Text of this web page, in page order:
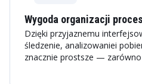
Wygoda organizacji
Dzięki przyjaznemu
śledzenie, analizowaniei
znacznie prostsze —